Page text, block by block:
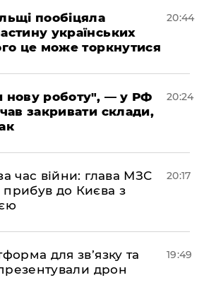
пообіцяла
українських
це може торкнутися
20:44
нову роботу", — у РФ
закривати склади,
20:24
час війни: глава МЗС
до Києва з
20:17
для зв’язку та
дрон
19:49